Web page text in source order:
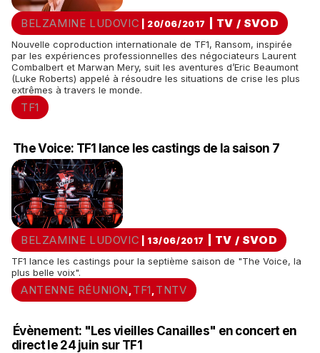
BELZAMINE LUDOVIC | 20/06/2017 TV / SVOD
Nouvelle coproduction internationale de TF1, Ransom, inspirée
par les expériences professionnelles des négociateurs Laurent
Combalbert et Marwan Mery, suit les aventures d’Eric Beaumont
(Luke Roberts) appelé à résoudre les situations de crise les plus
extrêmes à travers le monde.
TF1
The Voice: TF1 lance les castings de la saison 7
BELZAMINE LUDOVIC | 13/06/2017 TV / SVOD
TF1 lance les castings pour la septième saison de "The Voice, la
plus belle voix".
ANTENNE RÉUNION TF1 TNTV
Évènement: "Les vieilles Canailles" en concert en
direct le 24 juin sur TF1